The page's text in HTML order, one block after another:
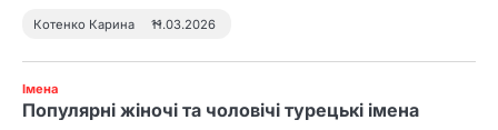
Котенко Карина 11.03.2026
Імена
Популярні жіночі та чоловічі турецькі імена